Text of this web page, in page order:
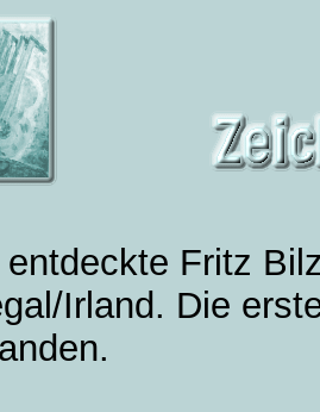
entdeckte Fritz
Irland. Die